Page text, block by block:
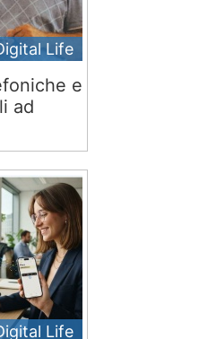
Life
e
ad
Life